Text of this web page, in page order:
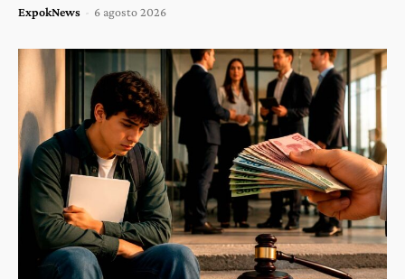
ExpokNews - 6 agosto 2026